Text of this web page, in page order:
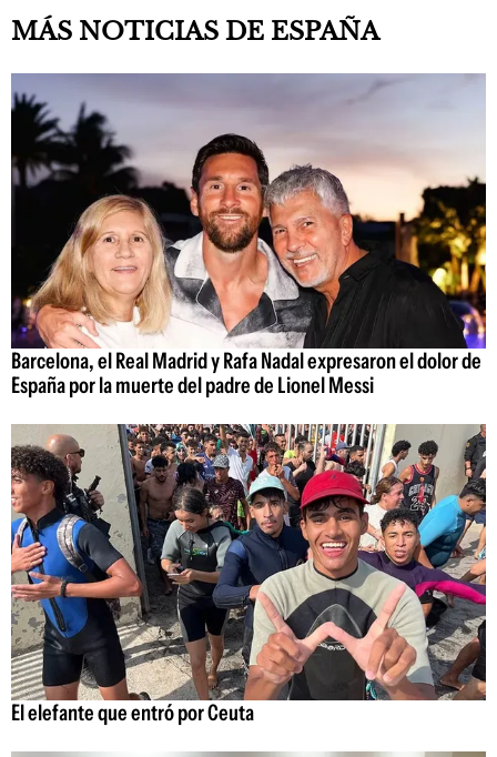
MÁS NOTICIAS DE ESPAÑA
Barcelona, el Real Madrid y Rafa Nadal expresaron el dolor de
España por la muerte del padre de Lionel Messi
El elefante que entró por Ceuta